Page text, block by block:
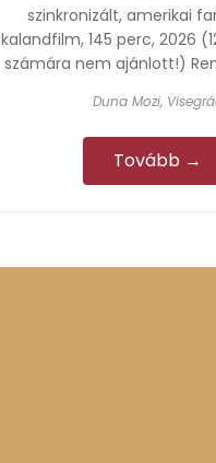
szinkronizált, amerikai
kalandfilm, 145 perc, 2026
számára nem ajánlott!)
Zendaya,…
Duna Mozi,
Tovább →